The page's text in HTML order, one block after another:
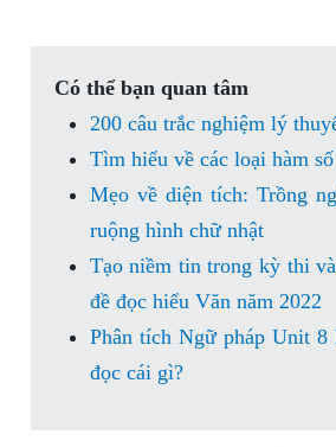
Có thể bạn quan tâm
200 câu trắc nghiệm lý
Tìm hiểu về các loại hàm
Mẹo về diện tích: Trồng
ruộng hình chữ nhật
Tạo niềm tin trong kỳ thi
đề đọc hiểu Văn năm 2022
Phân tích Ngữ pháp Unit 8
đọc cái gì?